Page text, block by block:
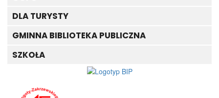
DLA TURYSTY
GMINNA BIBLIOTEKA PUBLICZNA
SZKOŁA